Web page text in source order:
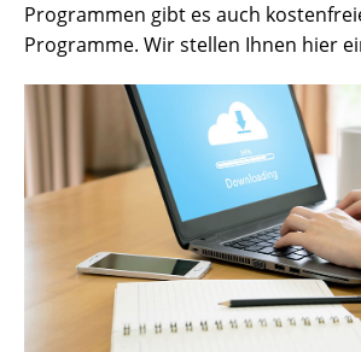
Programmen gibt es auch
Programme. Wir stellen Ihnen hier